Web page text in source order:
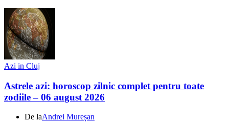
Azi in Cluj
Astrele azi: horoscop zilnic complet pentru toate
zodiile – 06 august 2026
De laAndrei Mureșan